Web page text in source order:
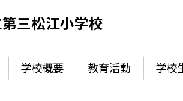
三松江小学校
学校概要 教育活動 学校